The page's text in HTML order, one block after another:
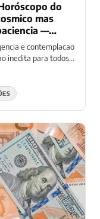
do
mas
—
e contemplacao
inedita para todos